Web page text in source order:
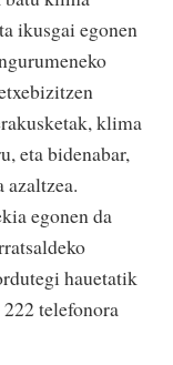
ikusgai egonen
klima
eta bidenabar,
azaltzea.
egonen da
hauetatik
telefonora